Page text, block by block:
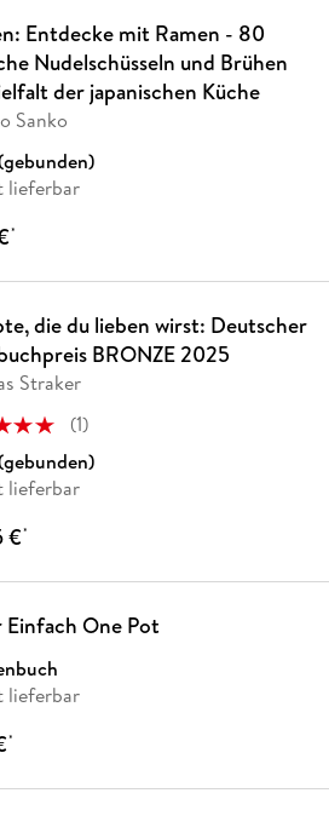
Entdecke mit Ramen - 80
Nudelschüsseln und Brühen
der japanischen Küche
Sanko
lieferbar
*
die du lieben wirst: Deutscher
BRONZE 2025
Straker
(1)
lieferbar
€*
Einfach One Pot
lieferbar
*